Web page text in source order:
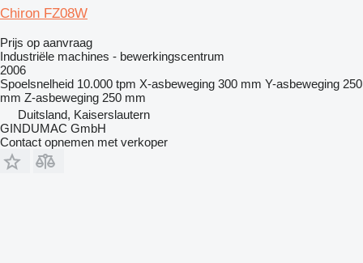
Chiron FZ08W
Prijs op aanvraag
Industriële machines - bewerkingscentrum
2006
Spoelsnelheid 10.000 tpm X-asbeweging 300 mm Y-asbeweging 250
mm Z-asbeweging 250 mm
Duitsland, Kaiserslautern
GINDUMAC GmbH
Contact opnemen met verkoper